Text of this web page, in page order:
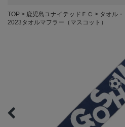
TOP 鹿児島ユナイテッドＦＣ
タオル
2023タオルマフラー（マスコット）